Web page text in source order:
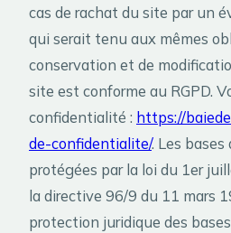
cas de rachat du site par un
qui serait tenu aux mêmes
conservation et de
site est conforme au RGPD.
confidentialité : https://
de-confidentialite/. Les
protégées par la loi du 1er
la directive 96/9 du 11 mars
protection juridique des